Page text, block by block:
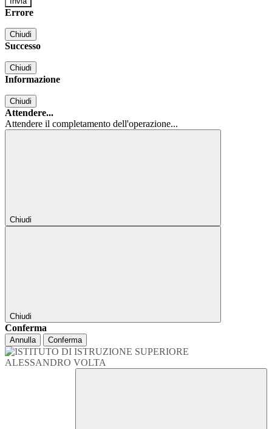
Errore
Chiudi
Successo
Chiudi
Informazione
Chiudi
Attendere...
Attendere il completamento dell'operazione...
Chiudi
Chiudi
Conferma
Annulla Conferma